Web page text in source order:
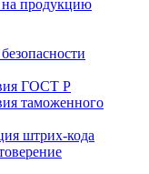
продукцию
ГОСТ Р
таможенного
штрих-кода